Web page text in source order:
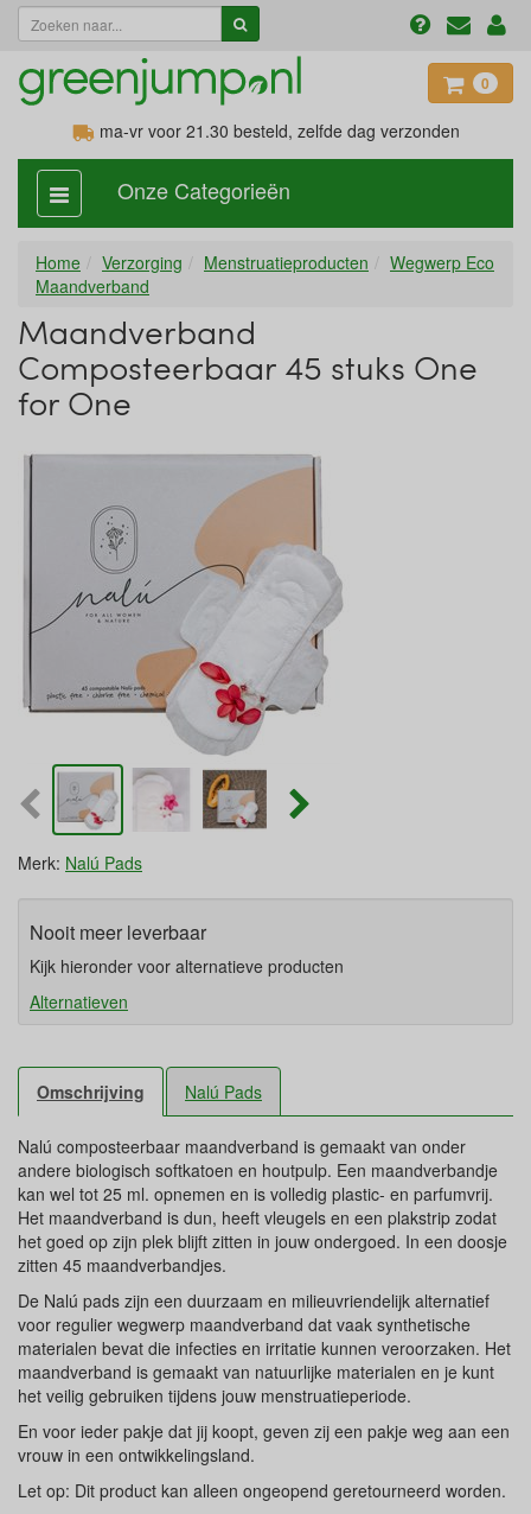
0
ma-vr voor 21.30 besteld, zelfde dag verzonden
categorie
aan,
Onze Categorieën
Home Verzorging Menstruatieproducten
Wegwerp Eco
Maandverband
Maandverband
Composteerbaar 45 stuks One
for One
Merk: Nalú Pads
Nooit meer leverbaar
Kijk hieronder voor alternatieve producten
Alternatieven
Omschrijving Nalú Pads
Nalú composteerbaar maandverband is gemaakt van onder
andere biologisch softkatoen en houtpulp. Een maandverbandje
kan wel tot 25 ml. opnemen en is volledig plastic- en parfumvrij.
Het maandverband is dun, heeft vleugels en een plakstrip zodat
het goed op zijn plek blijft zitten in jouw ondergoed. In een doosje
zitten 45 maandverbandjes.
De Nalú pads zijn een duurzaam en milieuvriendelijk alternatief
voor regulier wegwerp maandverband dat vaak synthetische
materialen bevat die infecties en irritatie kunnen veroorzaken. Het
maandverband is gemaakt van natuurlijke materialen en je kunt
het veilig gebruiken tijdens jouw menstruatieperiode.
En voor ieder pakje dat jij koopt, geven zij een pakje weg aan een
vrouw in een ontwikkelingsland.
Let op: Dit product kan alleen ongeopend geretourneerd worden.